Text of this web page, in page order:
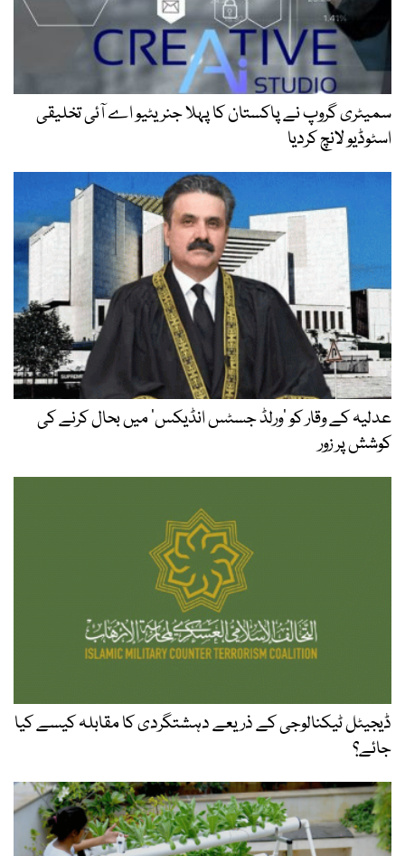
سمیٹری گروپ نے پاکستان کا پہلا جنریٹیو اے آئی تخلیقی
اسٹوڈیو لانچ کردیا
عدلیہ کے وقار کو ’ورلڈ جسٹس انڈیکس‘ میں بحال کرنے کی
کوشش پر زور
ڈیجیٹل ٹیکنالوجی کے ذریعے دہشتگردی کا مقابلہ کیسے کیا
جائے؟